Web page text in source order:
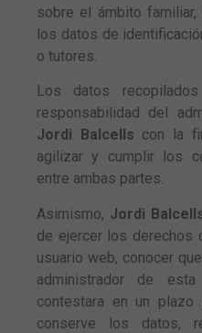
sobre el ámbito
los datos de
o tutores.
Los datos
responsabilidad del
Jordi Balcells con la
agilizar y cumplir los
entre ambas partes.
Asimismo, Jordi
de ejercer los derechos
usuario web, conocer
administrador de
contestara en un
conserve los datos,